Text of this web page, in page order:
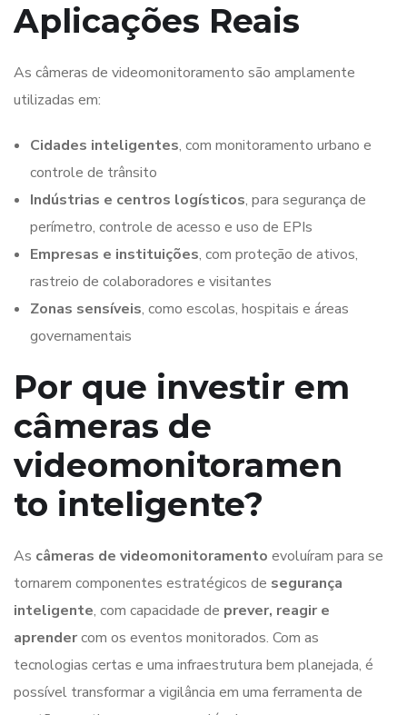
Aplicações Reais
As câmeras de videomonitoramento são amplamente
utilizadas em:
Cidades inteligentes, com monitoramento urbano e
controle de trânsito
Indústrias e centros logísticos, para segurança de
perímetro, controle de acesso e uso de EPIs
Empresas e instituições, com proteção de ativos,
rastreio de colaboradores e visitantes
Zonas sensíveis, como escolas, hospitais e áreas
governamentais
Por que investir em
câmeras de
videomonitoramen
to inteligente?
As câmeras de videomonitoramento evoluíram para se
tornarem componentes estratégicos de segurança
inteligente, com capacidade de prever, reagir e
aprendercom os eventos monitorados. Com as
tecnologias certas e uma infraestrutura bem planejada, é
possível transformar a vigilância em uma ferramenta de